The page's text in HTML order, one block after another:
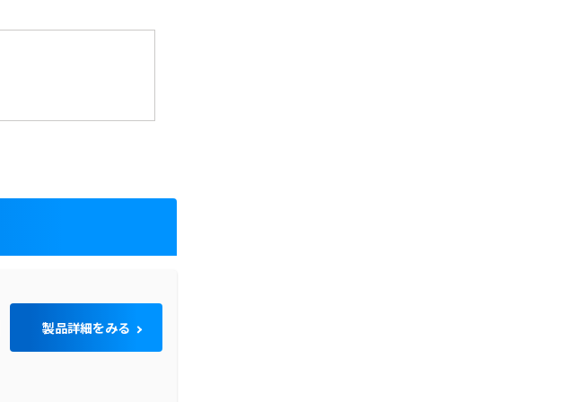
製品詳細をみる